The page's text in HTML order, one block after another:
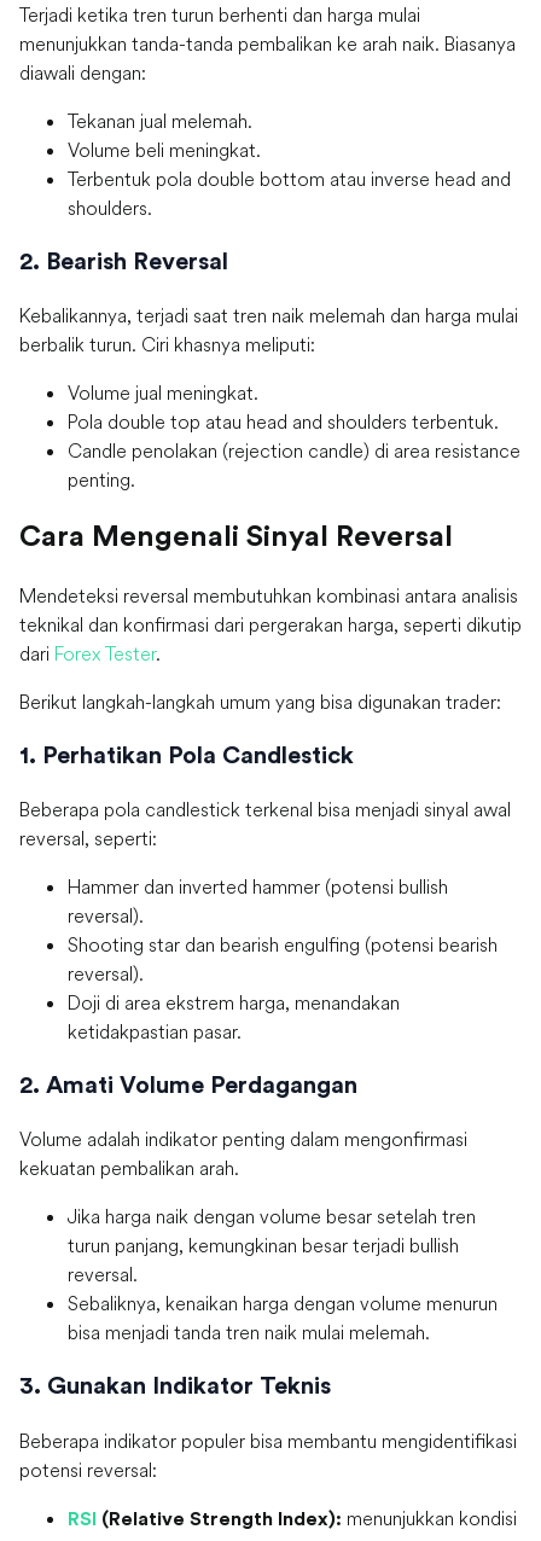
Terjadi ketika tren turun berhenti dan harga mulai
menunjukkan tanda-tanda pembalikan ke arah naik. Biasanya
diawali dengan:
Tekanan jual melemah.
Volume beli meningkat.
Terbentuk pola double bottom atau inverse head and
shoulders.
2. Bearish Reversal
Kebalikannya, terjadi saat tren naik melemah dan harga mulai
berbalik turun. Ciri khasnya meliputi:
Volume jual meningkat.
Pola double top atau head and shoulders terbentuk.
Candle penolakan (rejection candle) di area resistance
penting.
Cara Mengenali Sinyal Reversal
Mendeteksi reversal membutuhkan kombinasi antara analisis
teknikal dan konfirmasi dari pergerakan harga, seperti dikutip
dari Forex Tester.
Berikut langkah-langkah umum yang bisa digunakan trader:
1. Perhatikan Pola Candlestick
Beberapa pola candlestick terkenal bisa menjadi sinyal awal
reversal, seperti:
Hammer dan inverted hammer (potensi bullish
reversal).
Shooting star dan bearish engulfing (potensi bearish
reversal).
Doji di area ekstrem harga, menandakan
ketidakpastian pasar.
2. Amati Volume Perdagangan
Volume adalah indikator penting dalam mengonfirmasi
kekuatan pembalikan arah.
Jika harga naik dengan volume besar setelah tren
turun panjang, kemungkinan besar terjadi bullish
reversal.
Sebaliknya, kenaikan harga dengan volume menurun
bisa menjadi tanda tren naik mulai melemah.
3. Gunakan Indikator Teknis
Beberapa indikator populer bisa membantu mengidentifikasi
potensi reversal:
RSI (Relative Strength Index): menunjukkan kondisi